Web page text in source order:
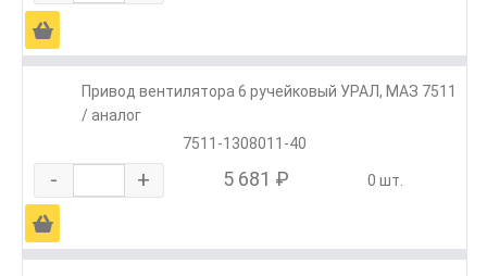
Ä
Привод вентилятора 6 ручейковый УРАЛ, МАЗ 7511
/ аналог
7511-1308011-40
- + 5 681 ₽ 0 шт.
Ä